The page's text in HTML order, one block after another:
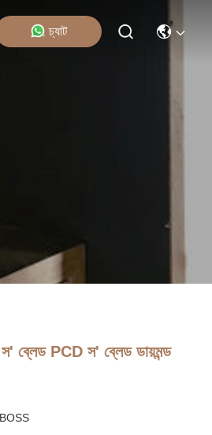
চ্যাট
স' ব্লেড PCD স' ব্লেড ডায়মন্ড